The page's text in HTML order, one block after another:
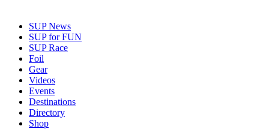
SUP News
SUP for FUN
SUP Race
Foil
Gear
Videos
Events
Destinations
Directory
Shop